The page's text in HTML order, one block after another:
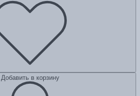
Добавить в корзину